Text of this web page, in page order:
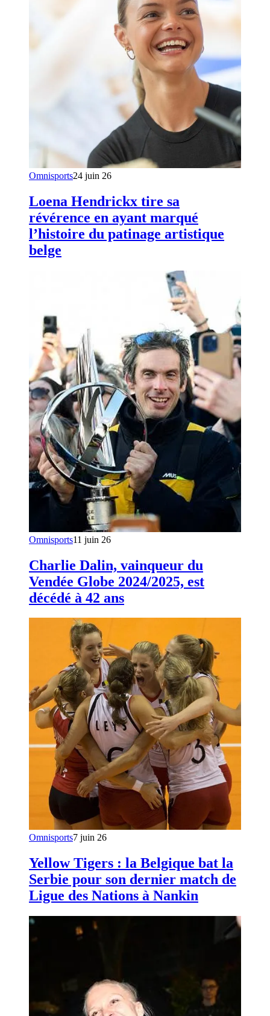
Omnisports24 juin 26
Loena Hendrickx tire sa
révérence en ayant marqué
l’histoire du patinage artistique
belge
Omnisports11 juin 26
Charlie Dalin, vainqueur du
Vendée Globe 2024/2025, est
décédé à 42 ans
Omnisports7 juin 26
Yellow Tigers : la Belgique bat la
Serbie pour son dernier match de
Ligue des Nations à Nankin